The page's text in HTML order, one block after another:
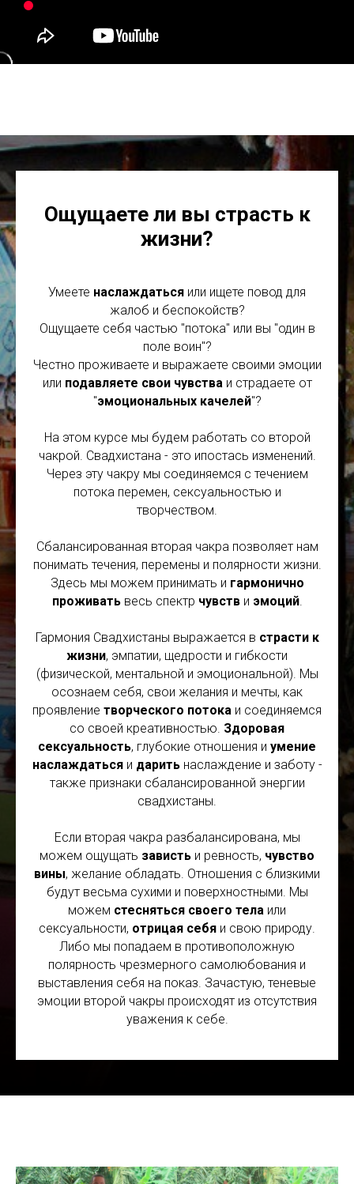
Ощущаете ли вы страсть к
жизни?
Умеете наслаждаться или ищете повод для
жалоб и беспокойств?
Ощущаете себя частью "потока" или вы "один в
поле воин"?
Честно проживаете и выражаете своими эмоции
или подавляете свои чувстваи страдаете от
"эмоциональных качелей"?
На этом курсе мы будем работать со второй
чакрой. Свадхистана - это ипостась изменений.
Через эту чакру мы соединяемся с течением
потока перемен, сексуальностью и
творчеством.
Сбалансированная вторая чакра позволяет нам
понимать течения, перемены и полярности жизни.
Здесь мы можем принимать и гармонично
проживатьвесь спектр чувстви эмоций.
Гармония Свадхистаны выражается в страсти к
жизни, эмпатии, щедрости и гибкости
(физической, ментальной и эмоциональной). Мы
осознаем себя, свои желания и мечты, как
проявление творческого потока и соединяемся
со своей креативностью. Здоровая
сексуальность, глубокие отношения и умение
наслаждатьсяи даритьнаслаждение и заботу -
также признаки сбалансированной энергии
свадхистаны.
Если вторая чакра разбалансирована, мы
можем ощущать зависть и ревность, чувство
вины, желание обладать. Отношения с близкими
будут весьма сухими и поверхностными. Мы
можем стесняться своего тела или
сексуальности, отрицая себя и свою природу.
Либо мы попадаем в противоположную
полярность чрезмерного самолюбования и
выставления себя на показ. Зачастую, теневые
эмоции второй чакры происходят из отсутствия
уважения к себе.